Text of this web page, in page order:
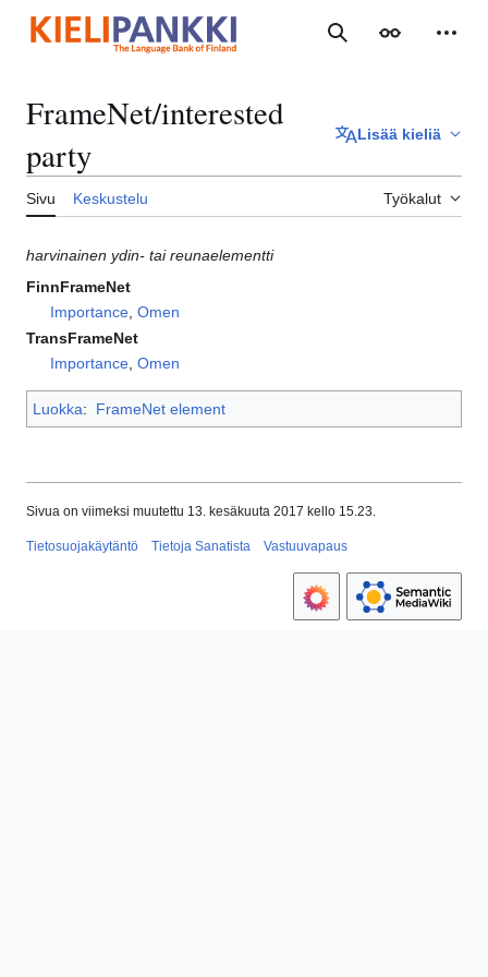
sisältöön
Haku Ulkoasu
FrameNet/interested
party
Lisää kieliä
Sivu Keskustelu Työkalut
harvinainen ydin- tai reunaelementti
FinnFrameNet
Importance,Omen
TransFrameNet
Importance,Omen
Luokka: FrameNet element
Sivua on viimeksi muutettu 13. kesäkuuta 2017 kello 15.23.
Tietosuojakäytäntö Tietoja Sanatista Vastuuvapaus